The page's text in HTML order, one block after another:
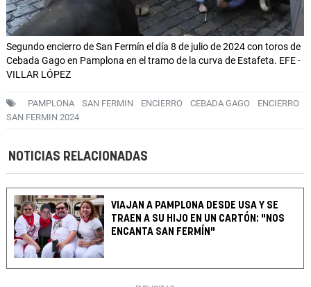
Segundo encierro de San Fermín el día 8 de julio de 2024 con toros de
Cebada Gago en Pamplona en el tramo de la curva de Estafeta. EFE -
VILLAR LÓPEZ
PAMPLONA SAN FERMIN ENCIERRO CEBADA GAGO
ENCIERRO
SAN FERMIN 2024
NOTICIAS RELACIONADAS
VIAJAN A PAMPLONA DESDE USA Y SE
TRAEN A SU HIJO EN UN CARTÓN: "NOS
ENCANTA SAN FERMÍN"